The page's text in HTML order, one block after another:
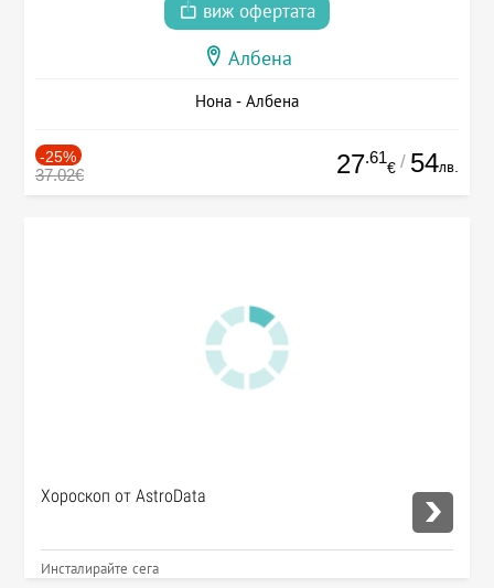
виж офертата
Албена
Нона - Албена
-25%
37.02€ 27.61
€ / 54лв.
Хороскоп от AstroData
Инсталирайте сега